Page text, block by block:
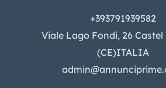
+393791939582
Viale Lago Fondi, 26
(CE)ITALIA